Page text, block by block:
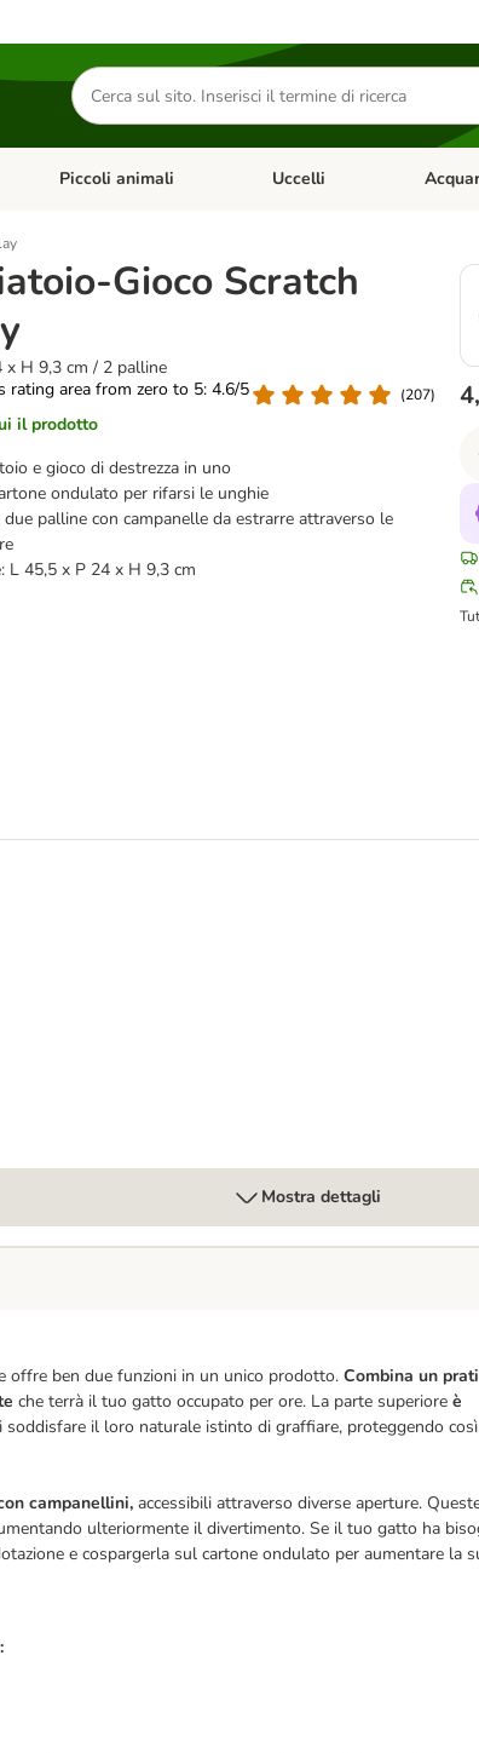
Cerca
prodotti
Apri Menu Categoria: Diete e antiparassitari
Piccoli animali Apri Menu Categoria: Piccoli
Uccelli Apri
Gioco Scratch
x H 9,3 cm / 2 palline
rating area from zero to 5: 4.6/5
(207)
il prodotto
e gioco di destrezza in uno
ondulato per rifarsi le unghie
palline con campanelle da estrarre attraverso le
L 45,5 x P 24 x H 9,3 cm
Graffiatoio - Inverno
Mostra dettagli
offre ben due funzioni in un unico prodotto. Combina un
che terrà il tuo gatto occupato per ore. La parte superiore è
soddisfare il loro naturale istinto di graffiare, proteggendo
campanellini, accessibili attraverso diverse aperture.
ulteriormente il divertimento. Se il tuo gatto ha
e cospargerla sul cartone ondulato per aumentare la